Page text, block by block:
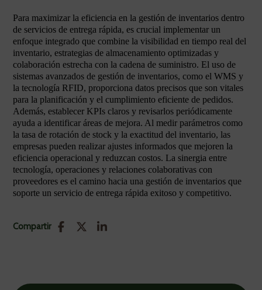
Para maximizar la eficiencia en la gestión de inventarios dentro
de servicios de entrega rápida, es crucial implementar un
enfoque integrado que combine la visibilidad en tiempo real del
inventario, estrategias de almacenamiento optimizadas y
colaboración estrecha con la cadena de suministro. El uso de
sistemas avanzados de gestión de inventarios, como el WMS y
la tecnología RFID, proporciona datos precisos que son vitales
para la planificación y el cumplimiento eficiente de pedidos.
Además, establecer KPIs claros y revisarlos periódicamente
ayuda a identificar áreas de mejora. Al medir parámetros como
la tasa de rotación de stock y la exactitud del inventario, las
empresas pueden realizar ajustes informados que mejoren la
eficiencia operacional y reduzcan costos. La sinergia entre
tecnología, operaciones y relaciones colaborativas con
proveedores es el camino hacia una gestión de inventarios que
soporte un servicio de entrega rápida exitoso y competitivo.
Compartir